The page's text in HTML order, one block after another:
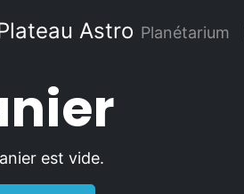
Astro Planétarium
est vide.